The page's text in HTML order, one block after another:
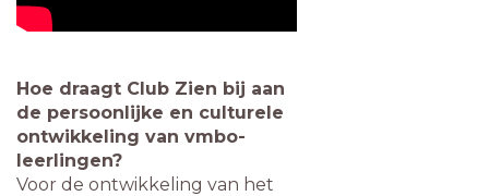
Hoe draagt Club Zien bij aan
de persoonlijke en culturele
ontwikkeling van vmbo-
leerlingen?
Voor de ontwikkeling van het